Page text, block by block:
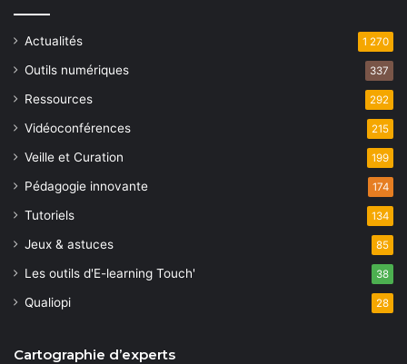
Actualités 1 270
Outils numériques 337
Ressources 292
Vidéoconférences 215
Veille et Curation 199
Pédagogie innovante 174
Tutoriels 134
Jeux & astuces 85
Les outils d'E-learning Touch' 38
Qualiopi 28
Cartographie d’experts